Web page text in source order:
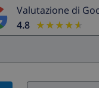
Valutazione di
4.8 ★★★★★
★★★★★